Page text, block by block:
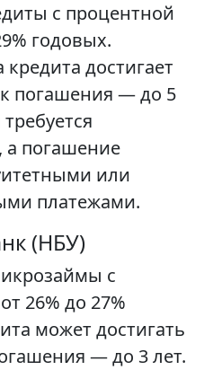
с процентной
годовых.
достигает
погашения — до 5
погашение
или
платежами.
(НБУ)
с
26% до 27%
может достигать
— до 3 лет.